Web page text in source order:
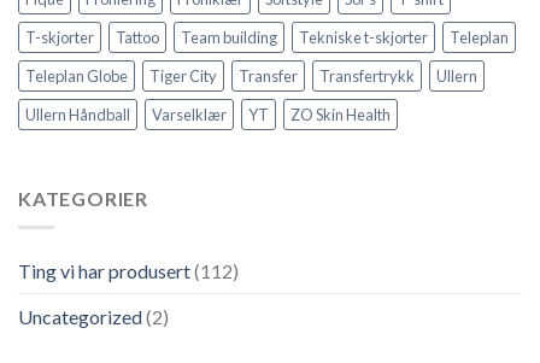
T-skjorter
Tattoo Team building Tekniske t-skjorter
Teleplan
Teleplan Globe
Tiger City Transfer Transfertrykk
Ullern
Ullern Håndball
Varselklær YT ZO Skin Health
KATEGORIER
Ting vi har produsert(112)
Uncategorized(2)